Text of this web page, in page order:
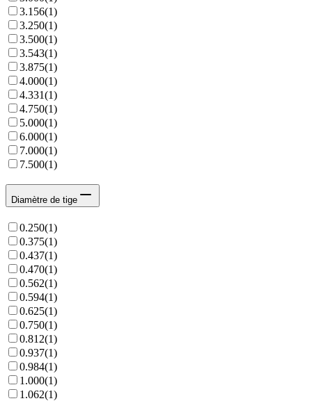
3.156(1)
3.250(1)
3.500(1)
3.543(1)
3.875(1)
4.000(1)
4.331(1)
4.750(1)
5.000(1)
6.000(1)
7.000(1)
7.500(1)
Diamètre de tige
0.250(1)
0.375(1)
0.437(1)
0.470(1)
0.562(1)
0.594(1)
0.625(1)
0.750(1)
0.812(1)
0.937(1)
0.984(1)
1.000(1)
1.062(1)